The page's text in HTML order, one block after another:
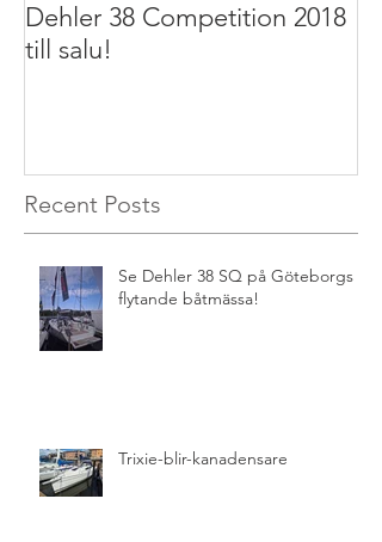
Dehler 38 Competition 2018
till salu!
Recent Posts
Se Dehler 38 SQ på Göteborgs
flytande båtmässa!
Trixie-blir-kanadensare